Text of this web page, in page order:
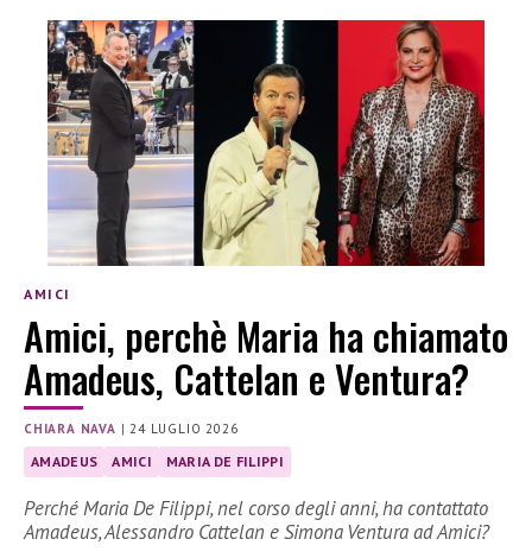
AMICI
Amici, perchè Maria ha chiamato
Amadeus, Cattelan e Ventura?
CHIARA NAVA | 24 LUGLIO 2026
AMADEUS AMICI MARIA DE FILIPPI
Perché Maria De Filippi, nel corso degli anni, ha contattato
Amadeus, Alessandro Cattelan e Simona Ventura ad Amici?